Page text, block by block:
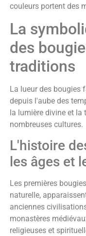
couleurs portent des
La
des
traditions
La lueur des bougies
depuis l'aube des
la lumière divine et
nombreuses cultures.
L'histoire
les âges et
Les premières
naturelle,
anciennes
monastères
religieuses et